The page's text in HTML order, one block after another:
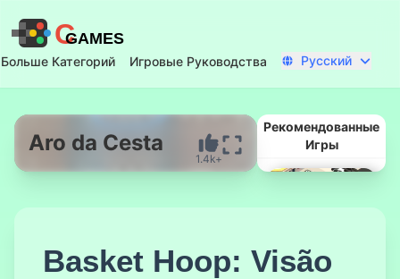
CGAMES
Больше Категорий Игровые Руководства Русский
Aro da Cesta
1.4k+
Рекомендованные
Игры
Basket Hoop: Visão